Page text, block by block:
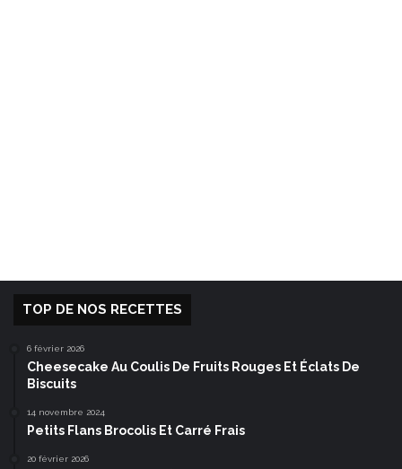
TOP DE NOS RECETTES
6 février 2026
Cheesecake Au Coulis De Fruits Rouges Et Éclats De
Biscuits
14 novembre 2024
Petits Flans Brocolis Et Carré Frais
20 février 2026